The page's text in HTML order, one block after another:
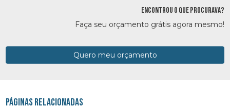
ENCONTROU O QUE PROCURAVA?
Faça seu orçamento grátis agora mesmo!
Quero meu orçamento
Páginas Relacionadas